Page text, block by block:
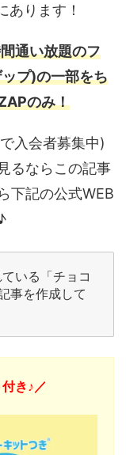
あります！
通い放題のフ
プ)の一部をち
のみ！
入会者募集中)
るならこの記事
下記の公式WEB
いる「チョコ
事を作成して
き♪／